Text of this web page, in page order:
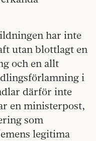
har inte
utan blottlagt en
och en allt
i
därför inte
en ministerpost,
som
legitima